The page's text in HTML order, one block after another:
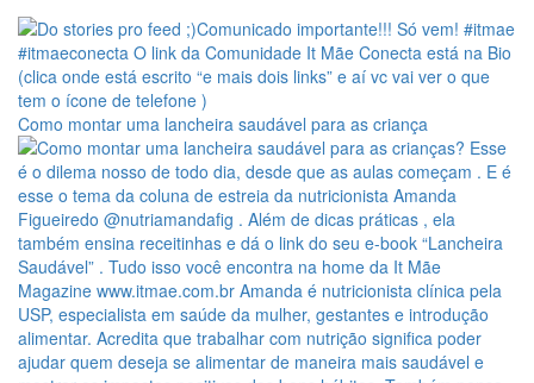
Como montar uma lancheira saudável para as criança